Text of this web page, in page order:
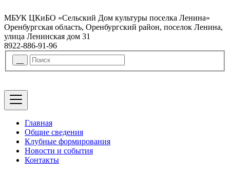
МБУК ЦКиБО «Сельский Дом культуры поселка Ленина»
Оренбургская область, Оренбургский район, поселок Ленина,
улица Ленинская дом 31
8922-886-91-96
Главная
Общие сведения
Клубные формирования
Новости и события
Контакты